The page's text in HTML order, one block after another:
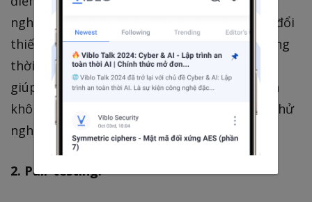
nghiệm khác nhau được chạy để có thể thay đổi
thiết kế sớm trong trường hợp cần thiết; đồng
thời Tester sẽ hiểu được thiết kế của modul,
giúp họ tránh được việc thiết kế các kịch bản
không hợp lệ, và phát triển các trường hợp thử
nghiệm tốt hơn.
2. Pair testing: